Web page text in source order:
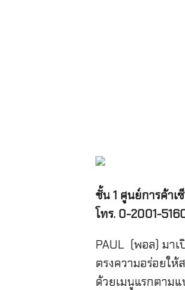
ชั้น 1 ศูนย์การค้าเ
โทร. 0-2001-
PAUL (พอล) มาเ
ตรงความอร่อยให้
ด้วยเมนูแรกตาม